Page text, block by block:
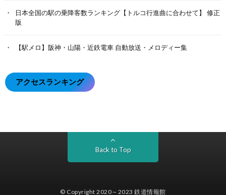
日本全国の駅の乗降客数ランキング【トルコ行進曲に合わせて】 修正
版
【駅メロ】阪神・山陽・近鉄電車 自動放送・メロディー集
アクセスランキング
Back to Top
© Copyright 2020～2023鉄道情報館